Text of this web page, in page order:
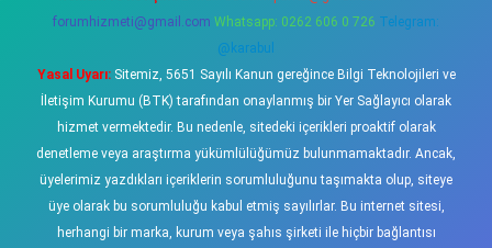
forumhizmeti@gmail.com Whatsapp: 0262 606 0 726 Telegram:
@karabul
Yasal Uyarı:Sitemiz, 5651 Sayılı Kanun gereğince Bilgi Teknolojileri ve
İletişim Kurumu (BTK) tarafından onaylanmış bir Yer Sağlayıcı olarak
hizmet vermektedir. Bu nedenle, sitedeki içerikleri proaktif olarak
denetleme veya araştırma yükümlülüğümüz bulunmamaktadır. Ancak,
üyelerimiz yazdıkları içeriklerin sorumluluğunu taşımakta olup, siteye
üye olarak bu sorumluluğu kabul etmiş sayılırlar. Bu internet sitesi,
herhangi bir marka, kurum veya şahıs şirketi ile hiçbir bağlantısı